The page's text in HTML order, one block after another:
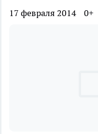
17 февраля 2014 0+